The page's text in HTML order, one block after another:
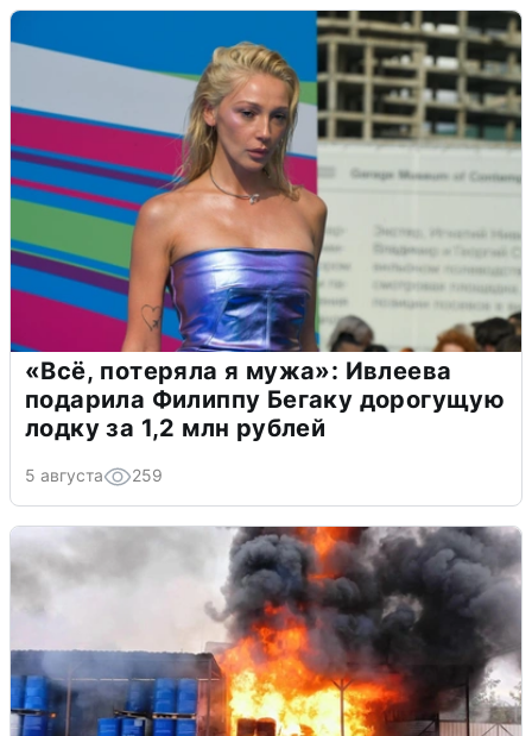
«Всё, потеряла я мужа»: Ивлеева
подарила Филиппу Бегаку дорогущую
лодку за 1,2 млн рублей
5 августа 259